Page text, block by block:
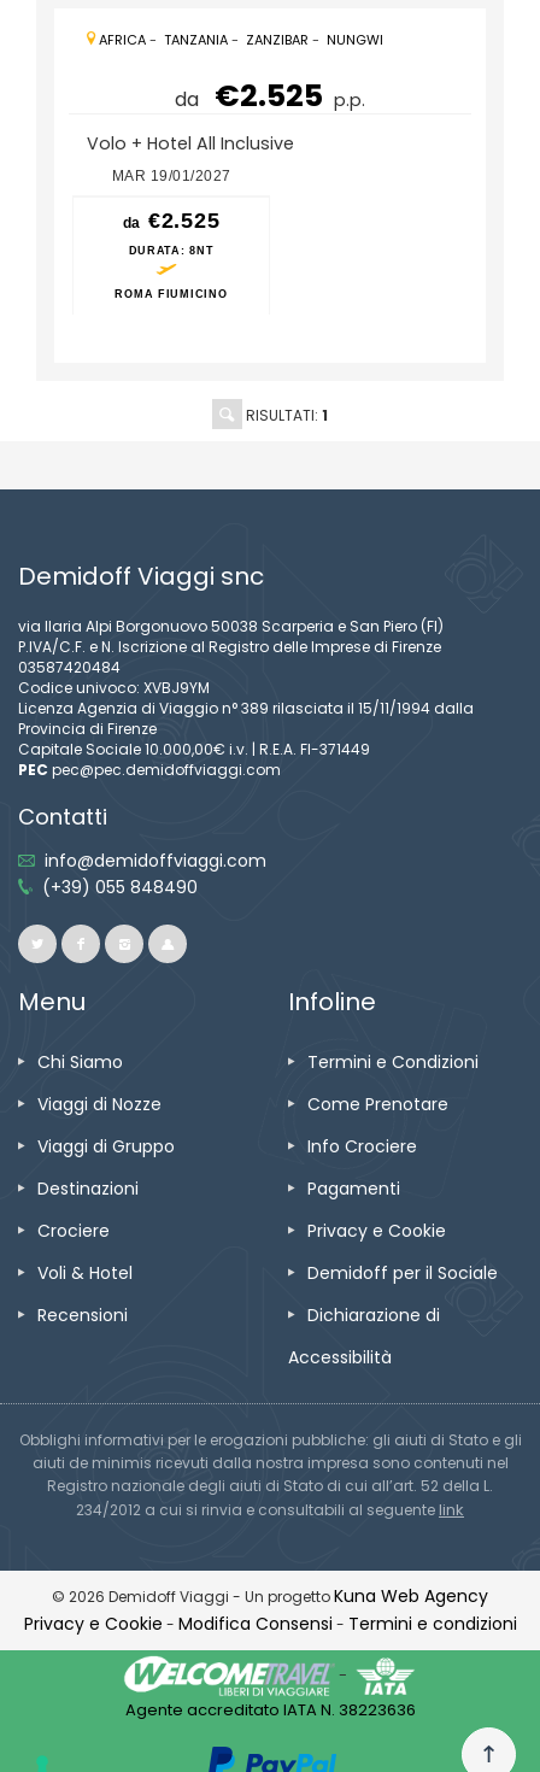
AFRICA- TANZANIA- ZANZIBAR - NUNGWI
da €2.525 p.p.
Volo + Hotel All Inclusive
MAR 19/01/2027
da €2.525
DURATA : 8NT
ROMA FIUMICINO
RISULTATI:1
Demidoff Viaggi snc
via Ilaria Alpi Borgonuovo 50038 Scarperia e San Piero (FI)
P.IVA/C.F. e N. Iscrizione al Registro delle Imprese di Firenze
03587420484
Codice univoco: XVBJ9YM
Licenza Agenzia di Viaggio n° 389 rilasciata il 15/11/1994 dalla
Provincia di Firenze
Capitale Sociale 10.000,00€ i.v. | R.E.A. FI-371449
PEC pec@pec.demidoffviaggi.com
Contatti
info@demidoffviaggi.com
(+39) 055 848490
Menu
Chi Siamo
Viaggi di Nozze
Viaggi di Gruppo
Destinazioni
Crociere
Voli & Hotel
Recensioni
Infoline
Termini e Condizioni
Come Prenotare
Info Crociere
Pagamenti
Privacy e Cookie
Demidoff per il Sociale
Dichiarazione di
Accessibilità
Obblighi informativi per le erogazioni pubbliche: gli aiuti di Stato e gli
aiuti de minimis ricevuti dalla nostra impresa sono contenuti nel
Registro nazionale degli aiuti di Stato di cui all’art. 52 della L.
234/2012 a cui si rinvia e consultabili al seguente link
© 2026 Demidoff Viaggi - Un progettoKuna Web Agency
Privacy e Cookie - Modifica Consensi - Termini e condizioni
-
Agente accreditato IATA N. 38223636